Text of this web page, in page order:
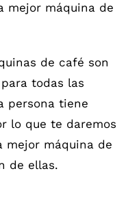
mejor máquina de
de café son
todas las
persona tiene
lo que te daremos
mejor máquina de
de ellas.